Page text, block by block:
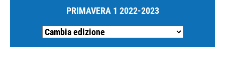
PRIMAVERA 1 2022-2023